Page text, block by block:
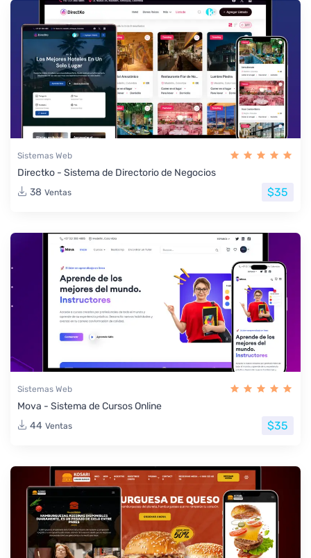
Sistemas Web
Directko - Sistema de Directorio de Negocios
38 Ventas $35
Sistemas Web
Mova - Sistema de Cursos Online
44 Ventas $35